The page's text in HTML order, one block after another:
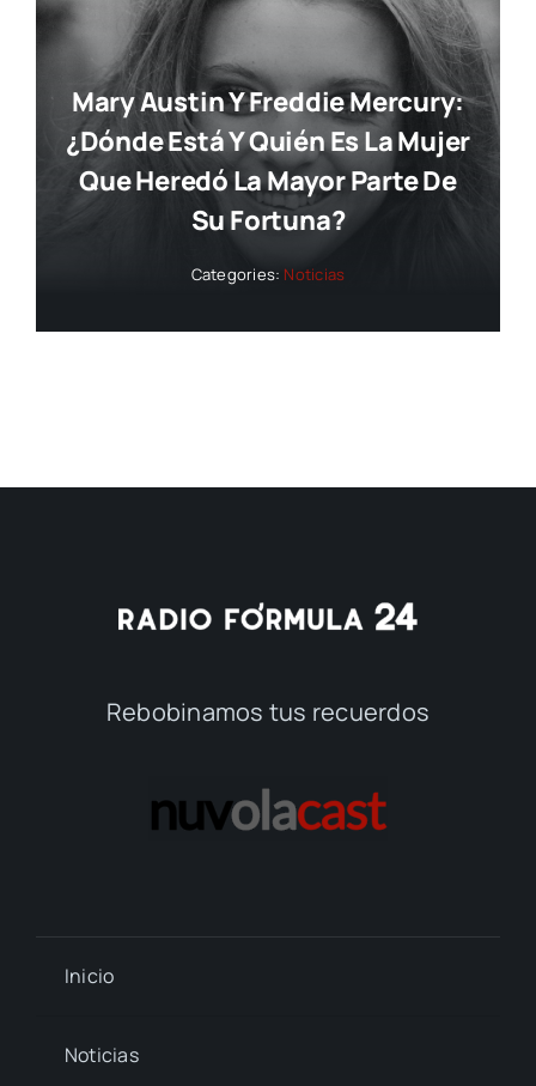
Mary Austin Y Freddie Mercury:
¿dónde Está Y Quién Es La Mujer
Que Heredó La Mayor Parte De
Su Fortuna?
Categories: Noticias
Rebobinamos tus recuerdos
Inicio
Noticias